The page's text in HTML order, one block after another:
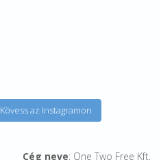
Kövess az Instagramon
Cég neve: One Two Free Kft.